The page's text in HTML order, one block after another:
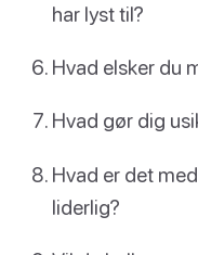
har lyst til?
Hvad elsker du
Hvad gør dig
Hvad er det
liderlig?